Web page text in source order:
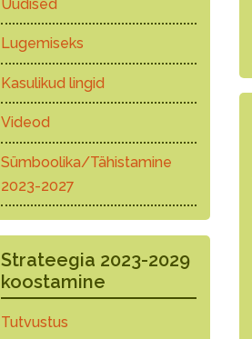
Uudised
Lugemiseks
Kasulikud lingid
Videod
Sümboolika/Tähistamine
2023-2027
Strateegia 2023-2029
koostamine
Tutvustus